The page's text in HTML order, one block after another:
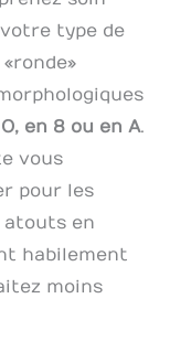
type de
ronde »
en 8 ou en A.
vous
pour les
en
habilement
moins